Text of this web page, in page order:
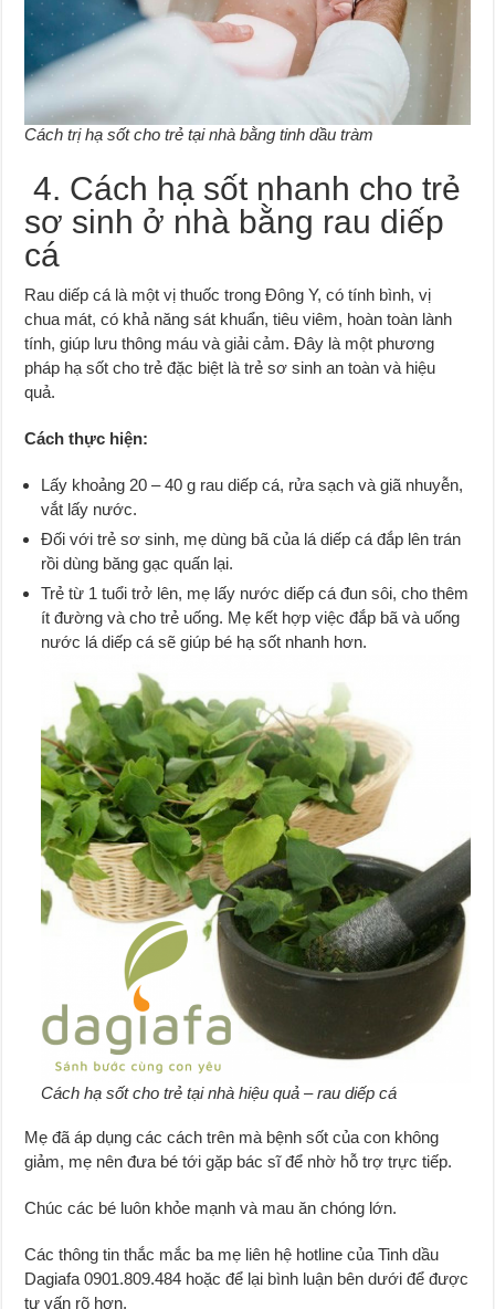
Cách trị hạ sốt cho trẻ tại nhà bằng tinh dầu tràm
4. Cách hạ sốt nhanh cho trẻ
sơ sinh ở nhà bằng rau diếp
cá
Rau diếp cá là một vị thuốc trong Đông Y, có tính bình, vị
chua mát, có khả năng sát khuẩn, tiêu viêm, hoàn toàn lành
tính, giúp lưu thông máu và giải cảm. Đây là một phương
pháp hạ sốt cho trẻ đặc biệt là trẻ sơ sinh an toàn và hiệu
quả.
Cách thực hiện:
Lấy khoảng 20 – 40 g rau diếp cá, rửa sạch và giã nhuyễn,
vắt lấy nước.
Đối với trẻ sơ sinh, mẹ dùng bã của lá diếp cá đắp lên trán
rồi dùng băng gạc quấn lại.
Trẻ từ 1 tuổi trở lên, mẹ lấy nước diếp cá đun sôi, cho thêm
ít đường và cho trẻ uống. Mẹ kết hợp việc đắp bã và uống
nước lá diếp cá sẽ giúp bé hạ sốt nhanh hơn.
Cách hạ sốt cho trẻ tại nhà hiệu quả – rau diếp cá
Mẹ đã áp dụng các cách trên mà bệnh sốt của con không
giảm, mẹ nên đưa bé tới gặp bác sĩ để nhờ hỗ trợ trực tiếp.
Chúc các bé luôn khỏe mạnh và mau ăn chóng lớn.
Các thông tin thắc mắc ba mẹ liên hệ hotline của Tinh dầu
Dagiafa 0901.809.484 hoặc để lại bình luận bên dưới để được
tư vấn rõ hơn.